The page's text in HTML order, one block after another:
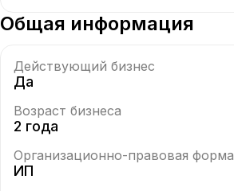
Общая информация
Действующий бизнес
Да
Возраст бизнеса
2 года
Организационно-правовая форма
ИП